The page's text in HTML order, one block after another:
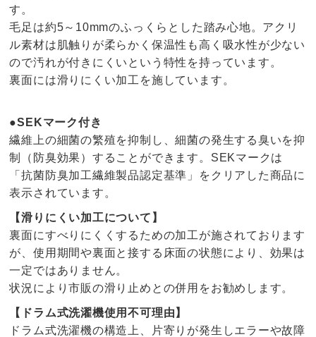
す。
毛足は約5～10mmのふっくらとした踏み心地。アクリ
ル素材は肌触りが柔らかく保温性も高く吸水性が少ない
ので汚れが付きにくいという特性を持っています。
裏面には滑りにくい加工を施しています。
●SEKマーク付き
繊維上の細菌の繁殖を抑制し、細菌の発生する臭いを抑
制（防臭効果）することができます。SEKマークは
「抗菌防臭加工繊維製品認定基準」をクリアした商品に
表示されています。
【滑りにくい加工について】
裏面にすべりにくくするための加工が施されております
が、使用期間や裏面と接する床面の状態により、効果は
一定ではありません。
状況により市販の滑り止めとの併用をお勧めします。
【ドラム式洗濯機使用不可理由】
ドラム式洗濯機の構造上、片寄りが発生しエラーや故障